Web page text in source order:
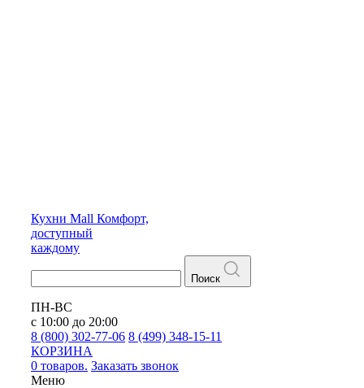
Кухни Mall Комфорт,
доступный
каждому
Поиск
ПН-ВС
с 10:00 до 20:00
8 (800) 302-77-06 8 (499) 348-15-11
КОРЗИНА
0 товаров. Заказать звонок
Меню